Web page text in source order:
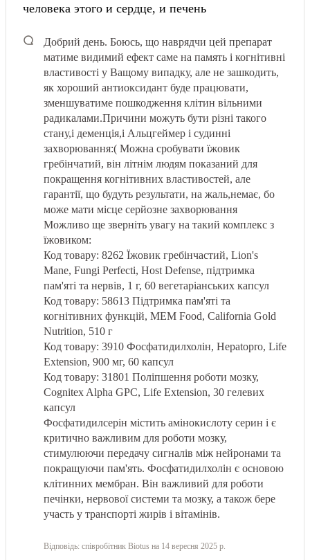
человека этого и сердце, и печень
Добрий день. Боюсь, що наврядчи цей препарат
матиме видимий ефект саме на память і когнітивні
властивості у Ващому випадку, але не зашкодить,
як хороший антиоксидант буде працювати,
зменшуватиме пошкодження клітин вільними
радикалами.Причини можуть бути різні такого
стану,і деменція,і Альцгеймер і судинні
захворювання:( Можна сробувати їжовик
гребінчатий, він літнім людям показаний для
покращення когнітивних властивостей, але
гарантії, що будуть результати, на жаль,немає, бо
може мати місце серйозне захворювання
Можливо ще зверніть увагу на такий комплекс з
їжовиком:
Код товару: 8262 Їжовик гребінчастий, Lion's
Mane, Fungi Perfecti, Host Defense, підтримка
пам'яті та нервів, 1 г, 60 вегетаріанських капсул
Код товару: 58613 Підтримка пам'яті та
когнітивних функцій, MEM Food, California Gold
Nutrition, 510 г
Код товару: 3910 Фосфатидилхолін, Hepatopro, Life
Extension, 900 мг, 60 капсул
Код товару: 31801 Поліпшення роботи мозку,
Cognitex Alpha GPC, Life Extension, 30 гелевих
капсул
Фосфатидилсерін містить амінокислоту серин і є
критично важливим для роботи мозку,
стимулюючи передачу сигналів між нейронами та
покращуючи пам'ять. Фосфатидилхолін є основою
клітинних мембран. Він важливий для роботи
печінки, нервової системи та мозку, а також бере
участь у транспорті жирів і вітамінів.
Відповідь: співробітник Biotus на 14 вересня 2025 р.